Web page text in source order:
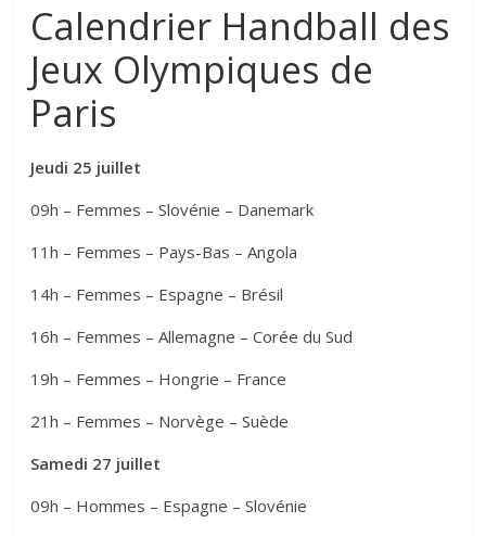
Calendrier Handball des
Jeux Olympiques de
Paris
Jeudi 25 juillet
09h – Femmes – Slovénie – Danemark
11h – Femmes – Pays-Bas – Angola
14h – Femmes – Espagne – Brésil
16h – Femmes – Allemagne – Corée du Sud
19h – Femmes – Hongrie – France
21h – Femmes – Norvège – Suède
Samedi 27 juillet
09h – Hommes – Espagne – Slovénie